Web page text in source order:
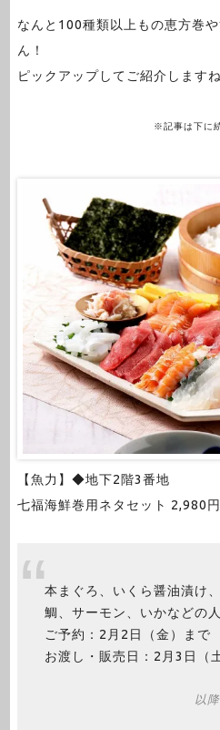
なんと100種類以上もの恵方巻
ん！
ピックアップしてご紹介しますね
※記事は下に
【魚力】◆地下2階3番地
七福海鮮巻用ネタセット 2,980
本まぐろ、いくら醤油漬け
鯛、サーモン、いかなどの
ご予約：2月2日（金）まで
お渡し・販売日：2月3日（土
以